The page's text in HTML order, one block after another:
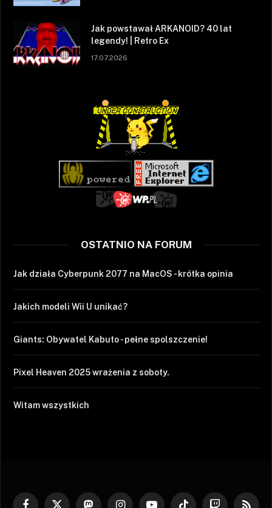
Jak powstawał ARKANOID? 40 lat
legendy! | Retro Ex
17.07.2026
OSTATNIO NA FORUM
Jak działa Cyberpunk 2077 na MacOS - krótka opinia
Jakich modeli Wii U unikać?
Giants: Obywatel Kabuto - pełne spolszczenie!
Pixel Heaven 2025 wrażenia z soboty.
Witam wszystkich